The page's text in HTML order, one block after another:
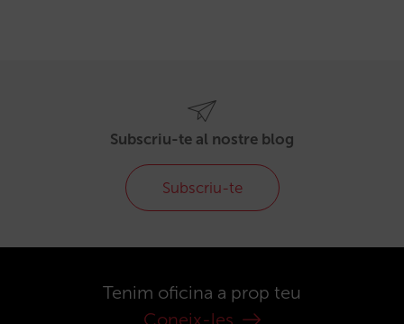
Subscriu-te al nostre blog
Subscriu-te
Tenim oficina a prop teu